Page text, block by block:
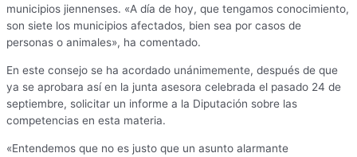
municipios jiennenses. «A día de hoy, que tengamos conocimiento,
son siete los municipios afectados, bien sea por casos de
personas o animales», ha comentado.
En este consejo se ha acordado unánimemente, después de que
ya se aprobara así en la junta asesora celebrada el pasado 24 de
septiembre, solicitar un informe a la Diputación sobre las
competencias en esta materia.
«Entendemos que no es justo que un asunto alarmante